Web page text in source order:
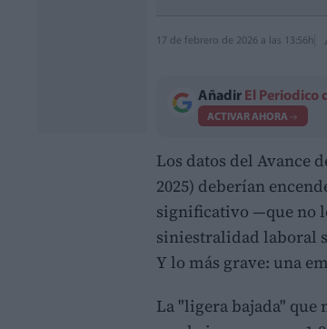
17 de febrero de 2026 a las 13:56h
Añadir El Periodico
ACTIVAR AHORA
Los datos del Avance
2025) deberían
significativo —que no
siniestralidad laboral
Y lo más grave: una
La "ligera bajada" que